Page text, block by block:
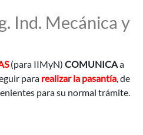
Ind. Mecánica y
(para IIMyN) COMUNICAa
para realizar la pasantía, de
para su normal trámite.